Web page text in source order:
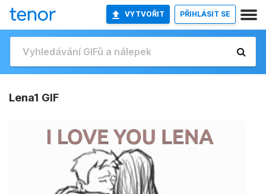
VYTVOŘIT PŘIHLÁSIT SE
Lena1 GIF